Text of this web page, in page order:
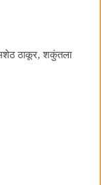
ठाकूर, शकुंतला